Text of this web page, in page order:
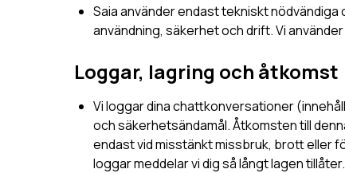
Saia använder endast tekniskt
användning, säkerhet och drift. Vi
Loggar, lagring och åtkomst
Vi loggar dina chattkonversationer
och säkerhetsändamål. Åtkomsten till
endast vid misstänkt missbruk, brott eller
loggar meddelar vi dig så långt lagen tillåter.